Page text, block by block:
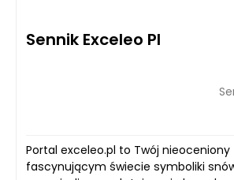
Sennik Exceleo Pl
Portal exceleo.pl to Twój nieoceniony
fascynującym świecie symboliki